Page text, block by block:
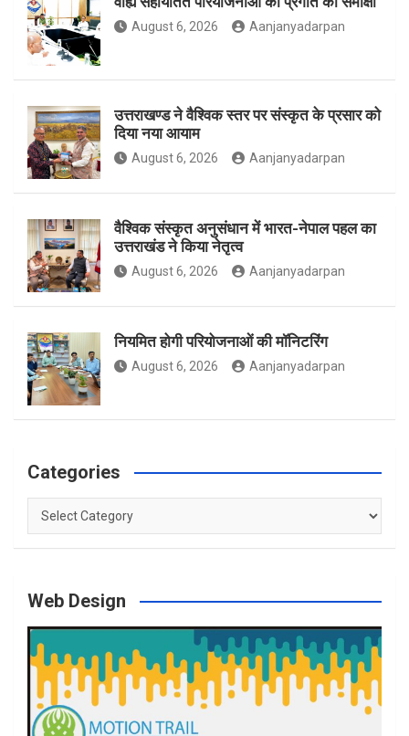
o
k
g
m
e
August 6, 2026 Aanjanyadarpan
उत्तराखण्ड ने वैश्विक स्तर पर संस्कृत के प्रसार को
दिया नया आयाम
August 6, 2026 Aanjanyadarpan
वैश्विक संस्कृत अनुसंधान में भारत-नेपाल पहल का
उत्तराखंड ने किया नेतृत्व
August 6, 2026 Aanjanyadarpan
नियमित होगी परियोजनाओं की मॉनिटरिंग
August 6, 2026 Aanjanyadarpan
Categories
Categories
Web Design